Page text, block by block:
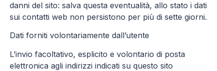
danni del sito: salva questa eventualità, allo stato i dati
sui contatti web non persistono per più di sette giorni.
Dati forniti volontariamente dall’utente
L’invio facoltativo, esplicito e volontario di posta
elettronica agli indirizzi indicati su questo sito